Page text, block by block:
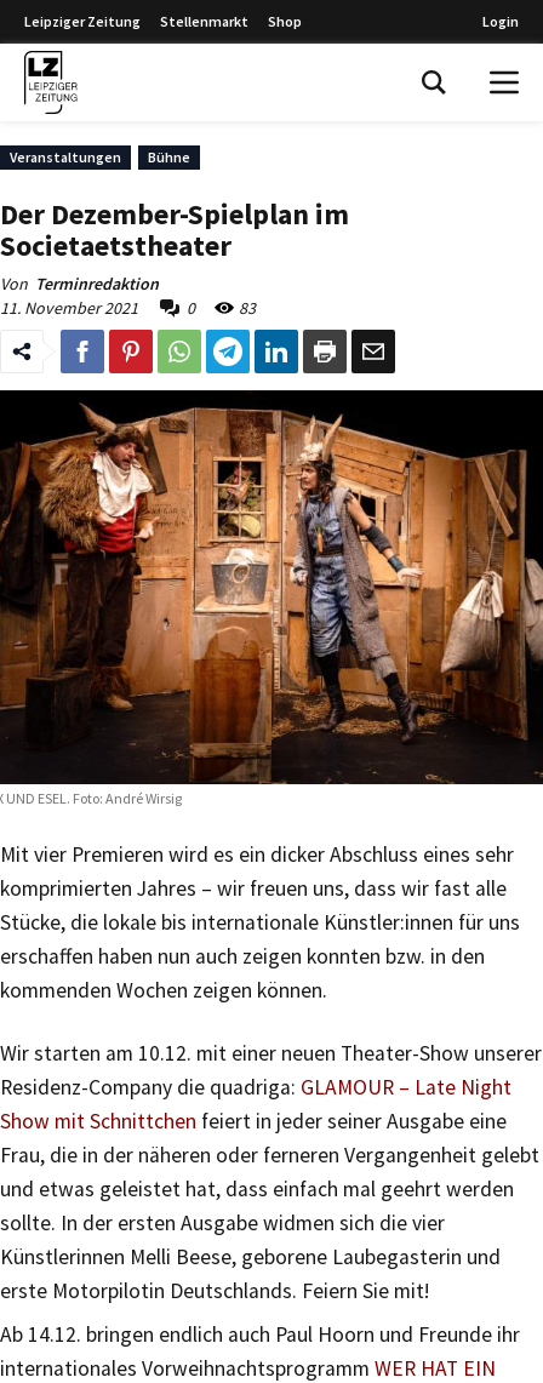
Leipziger Zeitung Stellenmarkt Shop Login
Veranstaltungen Bühne
Der Dezember-Spielplan im
Societaetstheater
Von Terminredaktion
11. November 2021
0 83
UND ESEL. Foto: André Wirsig
Mit vier Premieren wird es ein dicker Abschluss eines sehr
komprimierten Jahres – wir freuen uns, dass wir fast alle
Stücke, die lokale bis internationale Künstler:innen für uns
erschaffen haben nun auch zeigen konnten bzw. in den
kommenden Wochen zeigen können.
Wir starten am 10.12. mit einer neuen Theater-Show unserer
Residenz-Company die quadriga: GLAMOUR – Late Night
Show mit Schnittchen feiert in jeder seiner Ausgabe eine
Frau, die in der näheren oder ferneren Vergangenheit gelebt
und etwas geleistet hat, dass einfach mal geehrt werden
sollte. In der ersten Ausgabe widmen sich die vier
Künstlerinnen Melli Beese, geborene Laubegasterin und
erste Motorpilotin Deutschlands. Feiern Sie mit!
Ab 14.12. bringen endlich auch Paul Hoorn und Freunde ihr
internationales Vorweihnachtsprogramm WER HAT EIN